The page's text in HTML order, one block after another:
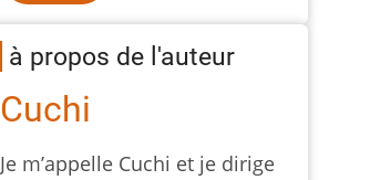
à propos de l'auteur
Cuchi
Je m’appelle Cuchi et je dirige